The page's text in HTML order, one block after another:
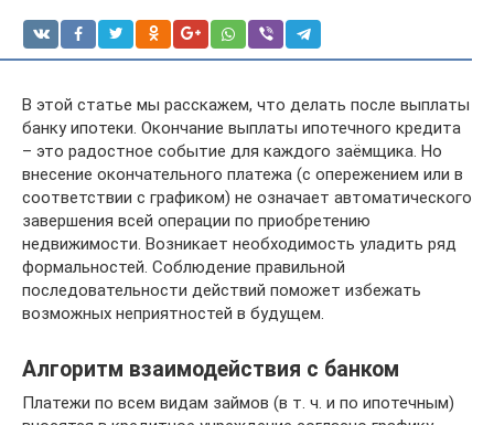
В этой статье мы расскажем, что делать после выплаты
банку ипотеки. Окончание выплаты ипотечного кредита
– это радостное событие для каждого заёмщика. Но
внесение окончательного платежа (с опережением или в
соответствии с графиком) не означает автоматического
завершения всей операции по приобретению
недвижимости. Возникает необходимость уладить ряд
формальностей. Соблюдение правильной
последовательности действий поможет избежать
возможных неприятностей в будущем.
Алгоритм взаимодействия с банком
Платежи по всем видам займов (в т. ч. и по ипотечным)